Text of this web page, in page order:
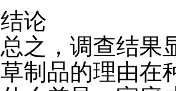
结论
总之，调查结果
草制品的理由在